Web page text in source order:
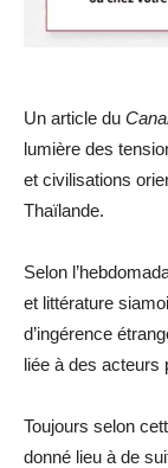
Un article du
lumière des
et civilisations
Thaïlande.
Selon
et littérature
d’ingérence
liée à des acteurs
Toujours selon
donné lieu à de